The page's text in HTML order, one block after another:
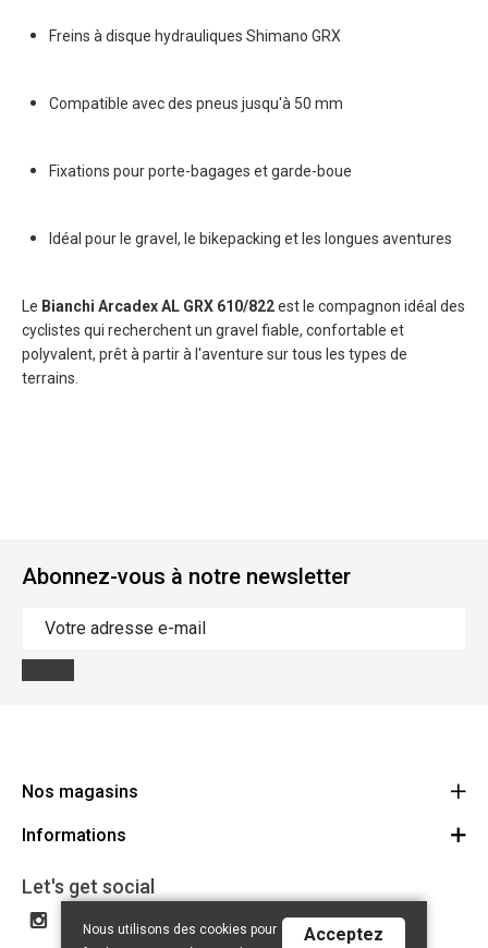
Freins à disque hydrauliques Shimano GRX
Compatible avec des pneus jusqu'à 50 mm
Fixations pour porte-bagages et garde-boue
Idéal pour le gravel, le bikepacking et les longues aventures
Le Bianchi Arcadex AL GRX 610/822est le compagnon idéal des
cyclistes qui recherchent un gravel fiable, confortable et
polyvalent, prêt à partir à l'aventure sur tous les types de
terrains.
Abonnez-vous à notre newsletter
Nos magasins
Cycles Arnold Kontz Gare / Bonnevoie
+352 40 96 74 214 / +352 40 96 74 215
Informations
Conditions générales
Avertissement
Let's get social
Nous utilisons des cookies pour
Acceptez